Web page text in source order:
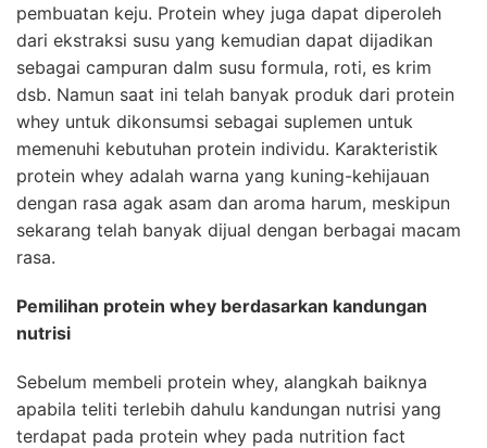
pembuatan keju. Protein whey juga dapat diperoleh
dari ekstraksi susu yang kemudian dapat dijadikan
sebagai campuran dalm susu formula, roti, es krim
dsb. Namun saat ini telah banyak produk dari protein
whey untuk dikonsumsi sebagai suplemen untuk
memenuhi kebutuhan protein individu. Karakteristik
protein whey adalah warna yang kuning-kehijauan
dengan rasa agak asam dan aroma harum, meskipun
sekarang telah banyak dijual dengan berbagai macam
rasa.
Pemilihan protein whey berdasarkan kandungan
nutrisi
Sebelum membeli protein whey, alangkah baiknya
apabila teliti terlebih dahulu kandungan nutrisi yang
terdapat pada protein whey pada nutrition fact